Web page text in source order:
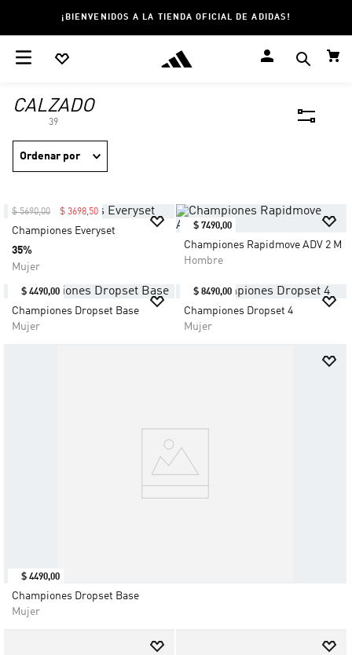
¡BIENVENIDOS A LA TIENDA OFICIAL DE ADIDAS!
CALZADO
39
Ordenar por
$ 5690,00 $ 3698,50
Championes Everyset
35%
Mujer
$ 7490,00
Championes Rapidmove ADV 2 M
Hombre
$ 4490,00
Championes Dropset Base
Mujer
$ 8490,00
Championes Dropset 4
Mujer
$ 4490,00
Championes Dropset Base
Mujer